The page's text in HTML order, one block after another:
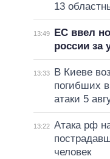
13
13:49
ЕС ввел
россии за
13:33
В Киеве
погибших
атаки 5
13:22 Атака рф
человек